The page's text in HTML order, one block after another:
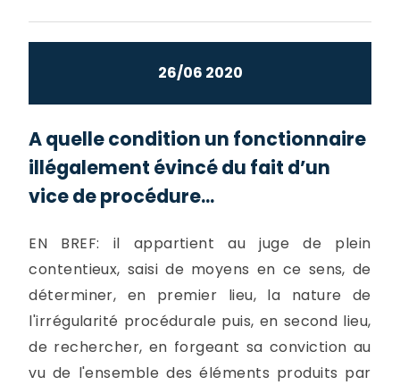
26/06 2020
A quelle condition un fonctionnaire
illégalement évincé du fait d’un
vice de procédure...
EN BREF: il appartient au juge de plein
contentieux, saisi de moyens en ce sens, de
déterminer, en premier lieu, la nature de
l'irrégularité procédurale puis, en second lieu,
de rechercher, en forgeant sa conviction au
vu de l'ensemble des éléments produits par